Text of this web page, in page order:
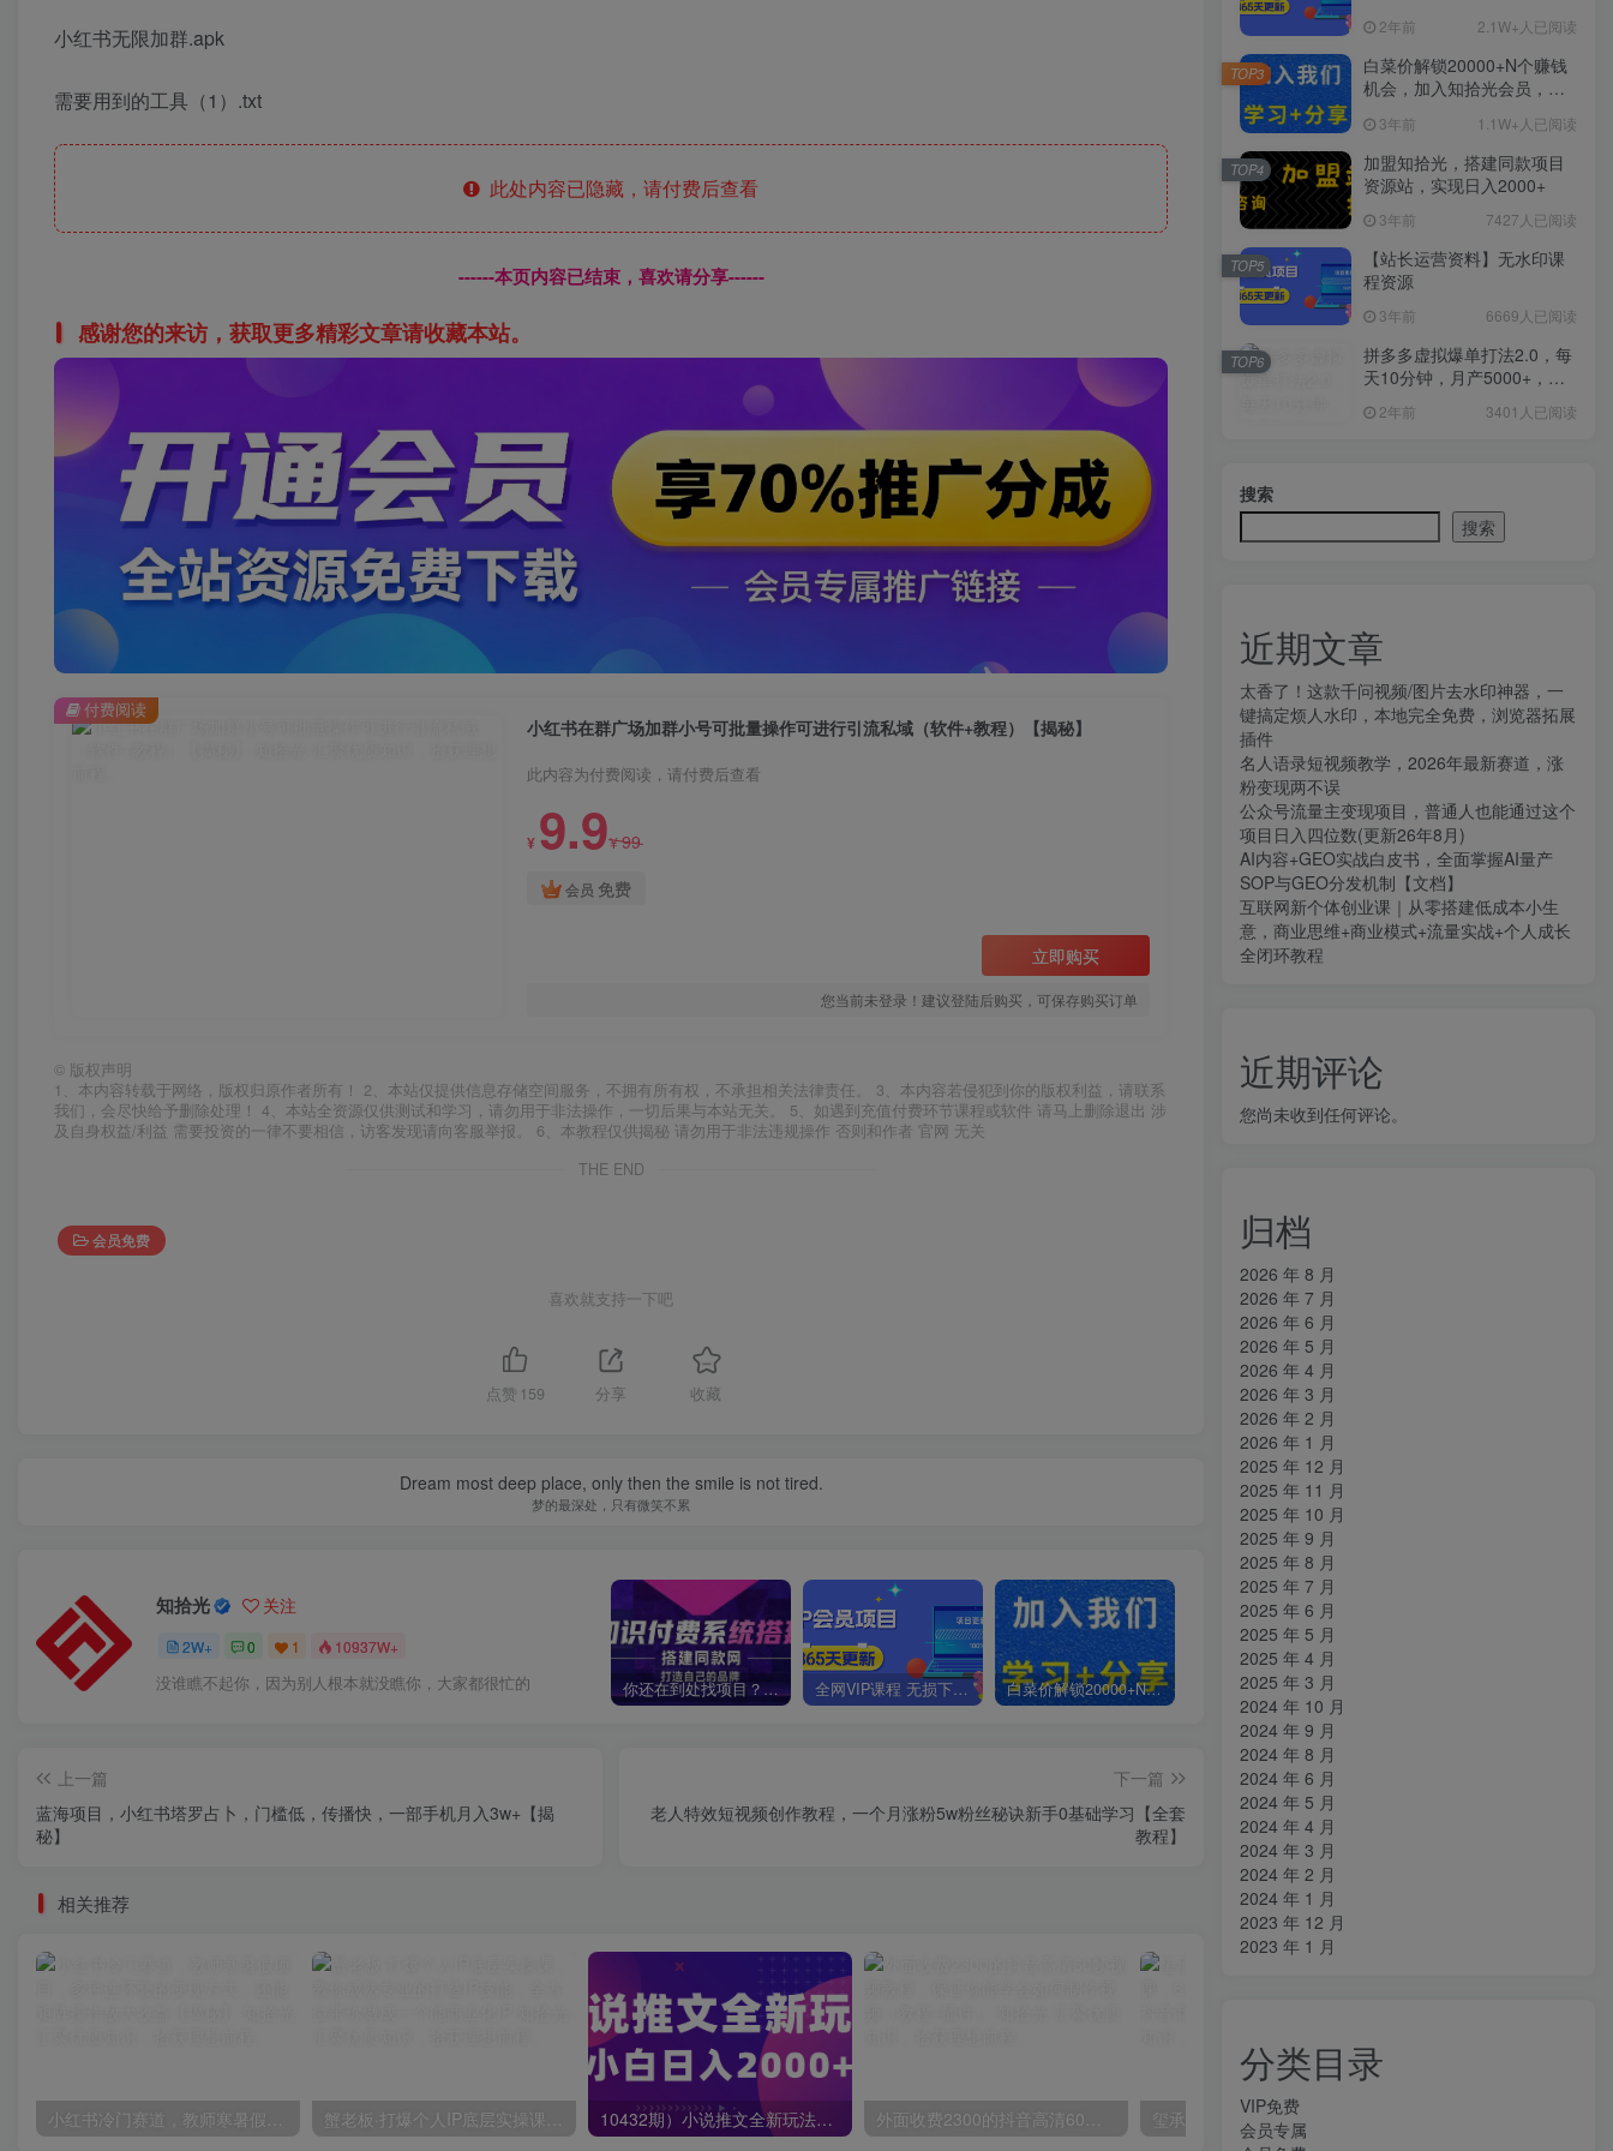
小红书无限加群.apk
需要用到的工具（1）.txt
此处内容已隐藏，请付费后查看
------本页内容已结束，喜欢请分享------
感谢您的来访，获取更多精彩文章请收藏本站。
小红书在群广场加群小号可批量操作可进行引流私域（软件+教程）【揭秘】
此内容为付费阅读，请付费后查看
¥ 9.9¥99
会员 免费
立即购买
您当前未登录！建议登陆后购买，可保存购买订单
付费阅读
© 版权声明
1、本内容转载于网络，版权归原作者所有！ 2、本站仅提供信息存储空间服务，不拥有所有权，不承担相关法律责任。 3、本内容若侵犯到你的版权利益，请联系
我们，会尽快给予删除处理！ 4、本站全资源仅供测试和学习，请勿用于非法操作，一切后果与本站无关。 5、如遇到充值付费环节课程或软件 请马上删除退出 涉
及自身权益/利益 需要投资的一律不要相信，访客发现请向客服举报。 6、本教程仅供揭秘 请勿用于非法违规操作 否则和作者 官网 无关
THE END
会员免费
喜欢就支持一下吧
点赞 159 分享 收藏
Dream most deep place, only then the smile is not tired.
梦的最深处，只有微笑不累
知拾光 关注
2W+ 0 1 10937W+
没谁瞧不起你，因为别人根本就没瞧你，大家都很忙的 你还在到处找项目？还在当韭菜？我靠卖项目一个月收入5万+，曾经我也是个失败者。 全网VIP课程 无损下载~ 白菜价解锁20000+N个赚钱机会，加入知拾光会员，全站资源免费学习。
上一篇
蓝海项目，小红书塔罗占卜，门槛低，传播快，一部手机月入3w+【揭
秘】
下一篇
老人特效短视频创作教程，一个月涨粉5w粉丝秘诀新手0基础学习【全套
教程】
相关推荐
小红书冷门赛道，教师寒暑假项目，多种连环套的变现方式，还能矩阵操作放大收益【揭秘】 蟹老板·打爆个人IP底层实操课，教你成熟专业的打造IP技能，全方位带你做成一个能商业化IP 10432期）小说推文全新玩法，5分钟一条原创视频，结合中视频bilibili赚多份收益 外面收费2300的抖音高清60帧视频教程，保证你能学会如何制作视频（教程+插件）
2年前 2.1W+人已阅读
白菜价解锁20000+N个赚钱
机会，加入知拾光会员，全
3年前 1.1W+人已阅读
TOP3
加盟知拾光，搭建同款项目
资源站，实现日入2000+
3年前 7427人已阅读
TOP4
【站长运营资料】无水印课
程资源
3年前 6669人已阅读
TOP5
拼多多虚拟爆单打法2.0，每
天10分钟，月产5000+，从0
2年前 3401人已阅读
TOP6
搜索
搜索
近期文章
太香了！这款千问视频/图片去水印神器，一
键搞定烦人水印，本地完全免费，浏览器拓展
插件
名人语录短视频教学，2026年最新赛道，涨
粉变现两不误
公众号流量主变现项目，普通人也能通过这个
项目日入四位数(更新26年8月)
AI内容+GEO实战白皮书，全面掌握AI量产
SOP与GEO分发机制【文档】
互联网新个体创业课｜从零搭建低成本小生
意，商业思维+商业模式+流量实战+个人成长
全闭环教程
近期评论
您尚未收到任何评论。
归档
2026 年 8 月
2026 年 7 月
2026 年 6 月
2026 年 5 月
2026 年 4 月
2026 年 3 月
2026 年 2 月
2026 年 1 月
2025 年 12 月
2025 年 11 月
2025 年 10 月
2025 年 9 月
2025 年 8 月
2025 年 7 月
2025 年 6 月
2025 年 5 月
2025 年 4 月
2025 年 3 月
2024 年 10 月
2024 年 9 月
2024 年 8 月
2024 年 6 月
2024 年 5 月
2024 年 4 月
2024 年 3 月
2024 年 2 月
2024 年 1 月
2023 年 12 月
2023 年 1 月
分类目录
VIP免费
会员专属